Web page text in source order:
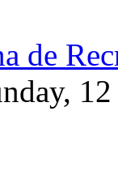
de